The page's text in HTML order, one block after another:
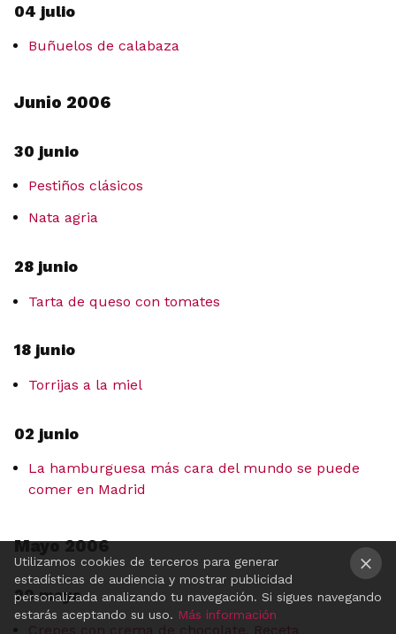
04 julio
Buñuelos de calabaza
Junio 2006
30 junio
Pestiños clásicos
Nata agria
28 junio
Tarta de queso con tomates
18 junio
Torrijas a la miel
02 junio
La hamburguesa más cara del mundo se puede
comer en Madrid
Mayo 2006
20 mayo
Crepes con crema de chocolate. Receta
×
Utilizamos cookies de terceros para generar
estadísticas de audiencia y mostrar publicidad
personalizada analizando tu navegación. Si sigues navegando
estarás aceptando su uso. Más información